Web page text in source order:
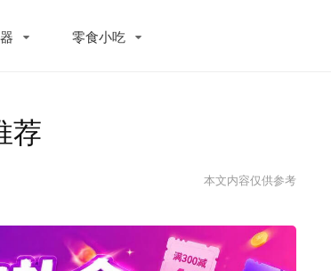
零食小吃
荐
本文内容仅供参考